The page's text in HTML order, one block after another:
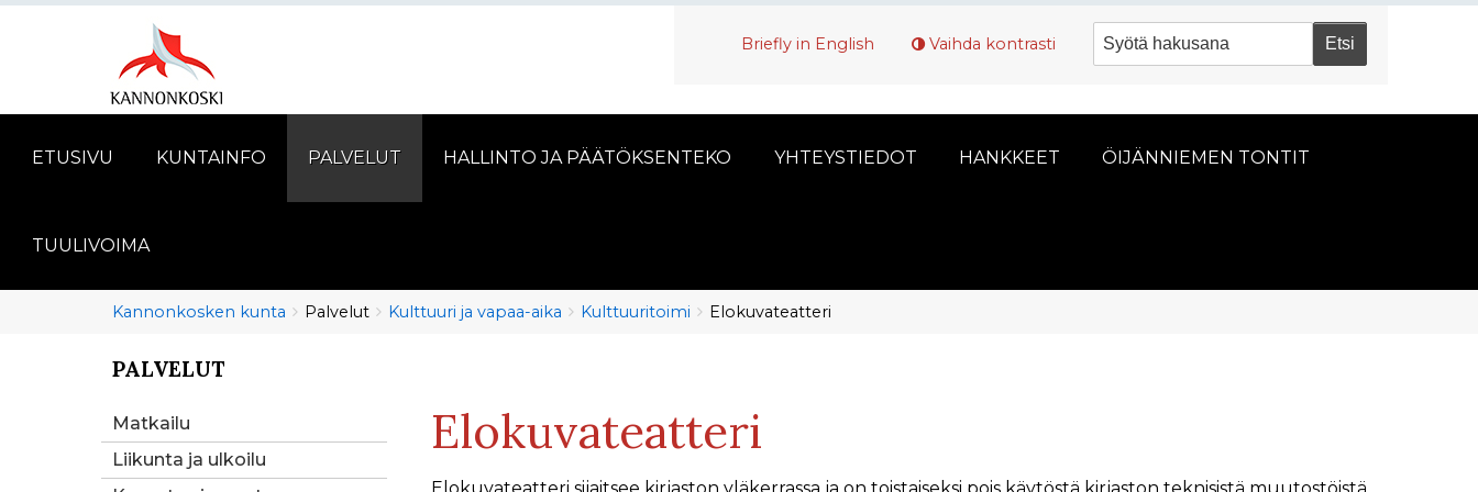
Briefly in English Vaihda kontrasti
ETUSIVU KUNTAINFO PALVELUT HALLINTO JA PÄÄTÖKSENTEKO YHTEYSTIEDOT HANKKEET ÖIJÄNNIEMEN TONTIT
TUULIVOIMA
Murupolku
You
here:
Kannonkosken kunta Palvelut Kulttuuri ja vapaa-aika Kulttuuritoimi Elokuvateatteri
You
here:
PALVELUT
Matkailu
Liikunta ja ulkoilu
Elokuvateatteri